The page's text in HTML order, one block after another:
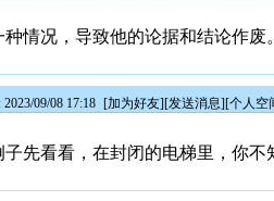
情况，导致他的论据和结论作废
09/08 17:18 [加为好友][发送消息][个人空
先看看，在封闭的电梯里，你